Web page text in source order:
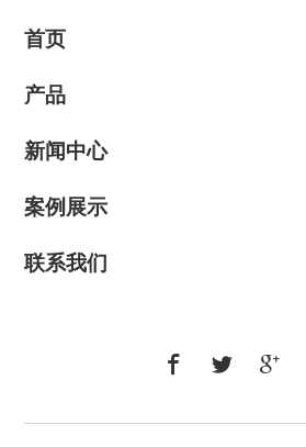
首页
产品
新闻中心
案例展示
联系我们
  